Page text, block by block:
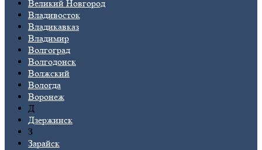
Великий Новгород
Владивосток
Владикавказ
Владимир
Волгоград
Волгодонск
Волжский
Вологда
Воронеж
Д
Дзержинск
З
Зарайск